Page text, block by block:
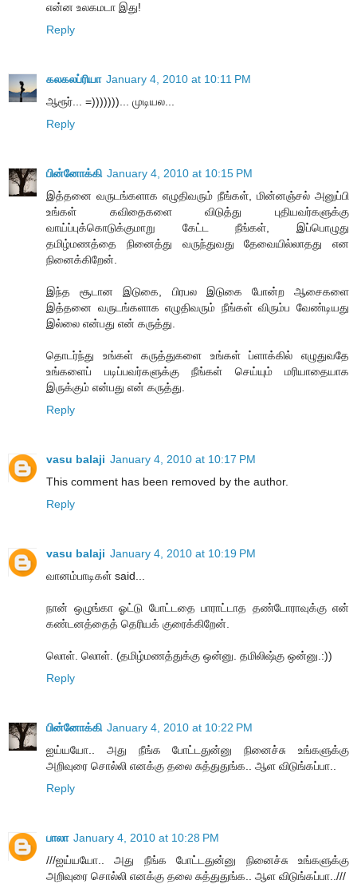
என்ன உலகமடா இது!
Reply
கலகலப்ரியா January 4, 2010 at 10:11 PM
ஆரூர்... =)))))))... முடியல...
Reply
பின்னோக்கி January 4, 2010 at 10:15 PM
இத்தனை வருடங்களாக எழுதிவரும் நீங்கள், மின்னஞ்சல் அனுப்பி
உங்கள் கவிதைகளை விடுத்து புதியவர்களுக்கு
வாய்ப்புக்கொடுக்குமாறு கேட்ட நீங்கள், இப்பொழுது
தமிழ்மணத்தை நினைத்து வருந்துவது தேவையில்லாதது என
நினைக்கிறேன்.
இந்த சூடான இடுகை, பிரபல இடுகை போன்ற ஆசைகளை
இத்தனை வருடங்களாக எழுதிவரும் நீங்கள் விரும்ப வேண்டியது
இல்லை என்பது என் கருத்து.
தொடர்ந்து உங்கள் கருத்துகளை உங்கள் ப்ளாக்கில் எழுதுவதே
உங்களைப் படிப்பவர்களுக்கு நீங்கள் செய்யும் மரியாதையாக
இருக்கும் என்பது என் கருத்து.
Reply
vasu balaji January 4, 2010 at 10:17 PM
This comment has been removed by the author.
Reply
vasu balaji January 4, 2010 at 10:19 PM
வானம்பாடிகள் said...
நான் ஒழுங்கா ஓட்டு போட்டதை பாராட்டாத தண்டோராவுக்கு என்
கண்டனத்தைத் தெரியக் குரைக்கிறேன்.
லொள். லொள். (தமிழ்மணத்துக்கு ஒன்னு. தமிலிஷ்கு ஒன்னு.:))
Reply
பின்னோக்கி January 4, 2010 at 10:22 PM
ஐய்யயோ.. அது நீங்க போட்டதுன்னு நினைச்சு உங்களுக்கு
அறிவுரை சொல்லி எனக்கு தலை சுத்துதுங்க.. ஆள விடுங்கப்பா..
Reply
பாலா January 4, 2010 at 10:28 PM
///ஐய்யயோ.. அது நீங்க போட்டதுன்னு நினைச்சு உங்களுக்கு
அறிவுரை சொல்லி எனக்கு தலை சுத்துதுங்க.. ஆள விடுங்கப்பா..///